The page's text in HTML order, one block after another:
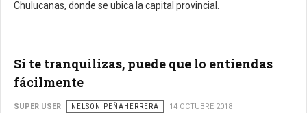
Chulucanas, donde se ubica la capital provincial.
Si te tranquilizas, puede que lo entiendas
fácilmente
SUPER USER NELSON PEÑAHERRERA 14 OCTUBRE 2018